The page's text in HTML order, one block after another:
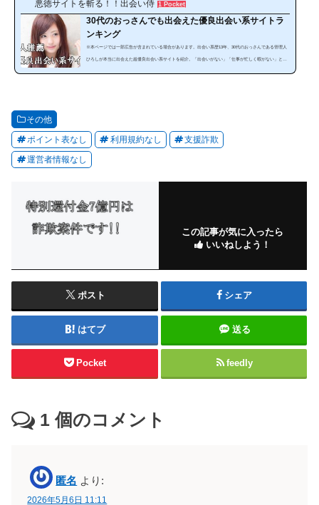
悪徳サイトを斬る！！出会い侍 1 Pocket
30代のおっさんでも出会えた優良出会い系サイトラ
ンキング
※本ページでは一部広告が含まれている場合があります。出会い系歴13年、30代のおっさんである管理人
ひろしが本当に出会えた超優良出会い系サイトを紹介。「出会いがない」「仕事が忙しく暇がない」とい
その他
ポイント表なし 利用規約なし 支援詐欺
運営者情報なし
この記事が気に入ったら
いいねしよう！
ポスト シェア
はてブ 送る
Pocket feedly
1 個のコメント
匿名 より:
2026年5月6日 11:11